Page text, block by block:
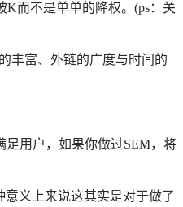
而不是单单的降权。(ps：关
丰富、外链的广度与时间的
用户，如果你做过SEM，将
义上来说这其实是对于做了